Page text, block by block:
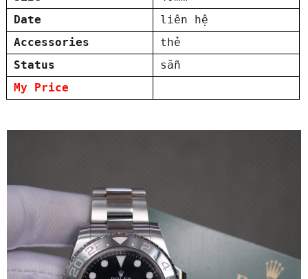
Date
liên hệ
Accessories
thẻ
Status
sẵn
My Price